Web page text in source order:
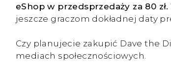
eShop w przedsprzedaży za 80 zł.
jeszcze graczom dokładnej daty
Czy planujecie zakupić Dave the
mediach społecznościowych.